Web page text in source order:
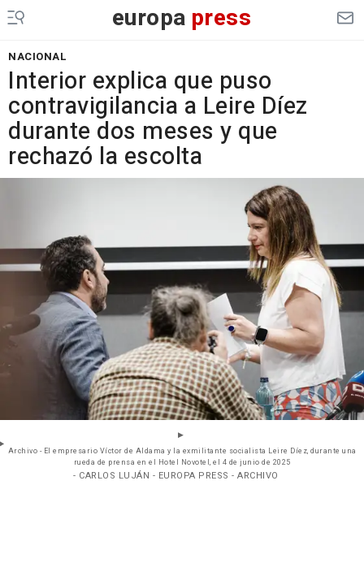
europa press
NACIONAL
Interior explica que puso
contravigilancia a Leire Díez
durante dos meses y que
rechazó la escolta
Archivo - El empresario Víctor de Aldama y la exmilitante socialista Leire Díez, durante una
rueda de prensa en el Hotel Novotel, el 4 de junio de 2025
- CARLOS LUJÁN - EUROPA PRESS - ARCHIVO